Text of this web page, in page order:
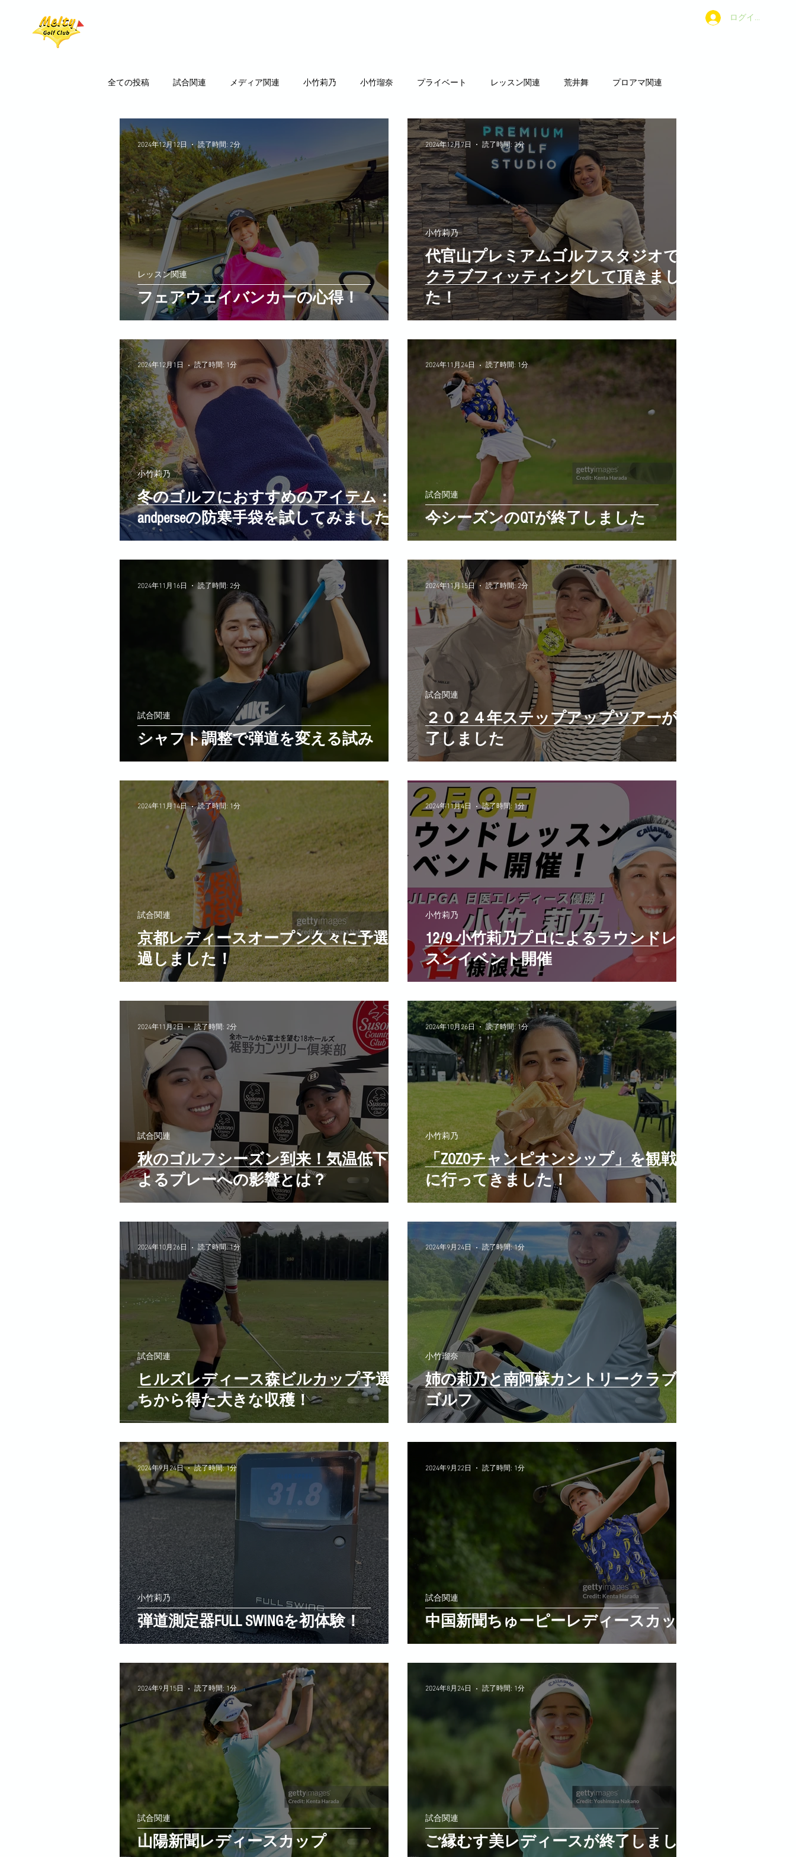
ログイン
全ての投稿 試合関連 メディア関連 小竹莉乃 小竹瑠奈 プライベート レッスン関連 荒井舞 プロアマ関連
フェアウェイバンカーの心得！
レッスン関連
2024年12月12日 読了時間: 2分
代官山プレミアムゴルフスタジオで
クラブフィッティングして頂きまし
た！
小竹莉乃
2024年12月7日 読了時間: 3分
冬のゴルフにおすすめのアイテム：
andperseの防寒手袋を試してみました！
小竹莉乃
2024年12月1日 読了時間: 1分
今シーズンのQTが終了しました
試合関連
2024年11月24日 読了時間: 1分
シャフト調整で弾道を変える試み
試合関連
2024年11月16日 読了時間: 2分
２０２４年ステップアップツアーが終
了しました
試合関連
2024年11月15日 読了時間: 2分
京都レディースオープン久々に予選通
過しました！
試合関連
2024年11月14日 読了時間: 1分
12/9 小竹莉乃プロによるラウンドレッ
スンイベント開催
小竹莉乃
2024年11月4日 読了時間: 1分
秋のゴルフシーズン到来！気温低下に
よるプレーへの影響とは？
試合関連
2024年11月2日 読了時間: 2分
「ZOZOチャンピオンシップ」を観戦し
に行ってきました！
小竹莉乃
2024年10月26日 読了時間: 1分
ヒルズレディース森ビルカップ予選落
ちから得た大きな収穫！
試合関連
2024年10月26日 読了時間: 1分
姉の莉乃と南阿蘇カントリークラブで
ゴルフ
小竹瑠奈
2024年9月24日 読了時間: 1分
弾道測定器FULL SWINGを初体験！
小竹莉乃
2024年9月24日 読了時間: 1分
中国新聞ちゅーピーレディースカップ
試合関連
2024年9月22日 読了時間: 1分
山陽新聞レディースカップ
試合関連
2024年9月15日 読了時間: 1分
ご縁むす美レディースが終了しました
試合関連
2024年8月24日 読了時間: 1分